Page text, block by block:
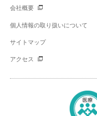
会社概要
個人情報の取り扱いについて
サイトマップ
アクセス